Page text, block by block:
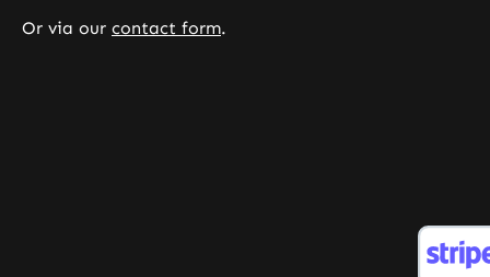
van voedingssupplementen mogen
Or via our contact form.